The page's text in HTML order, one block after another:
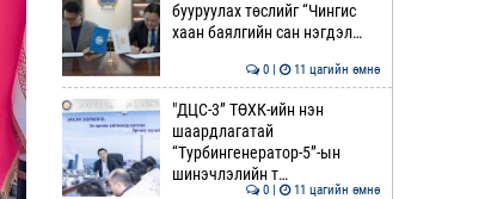
бууруулах төслийг “Чингис
хаан баялгийн сан нэгдэл…
0 | 11 цагийн өмнө
"ДЦС-3” ТӨХК-ийн нэн
шаардлагатай
“Турбингенератор-5”-ын
шинэчлэлийн т…
0 | 11 цагийн өмнө